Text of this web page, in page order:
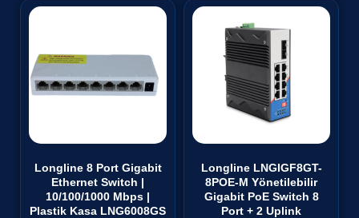
Longline 8 Port Gigabit
Ethernet Switch |
10/100/1000 Mbps |
Plastik Kasa LNG6008GS
Longline LNGIGF8GT-
8POE-M Yönetilebilir
Gigabit PoE Switch 8
Port + 2 Uplink